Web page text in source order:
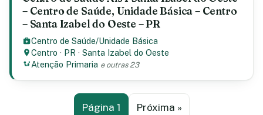
– Centro de Saúde, Unidade Básica – Centro
– Santa Izabel do Oeste – PR
Centro de Saúde/Unidade Básica
Centro · PR ·Santa Izabel do Oeste
Atenção Primaria e outras 23
Página 1 Próxima »